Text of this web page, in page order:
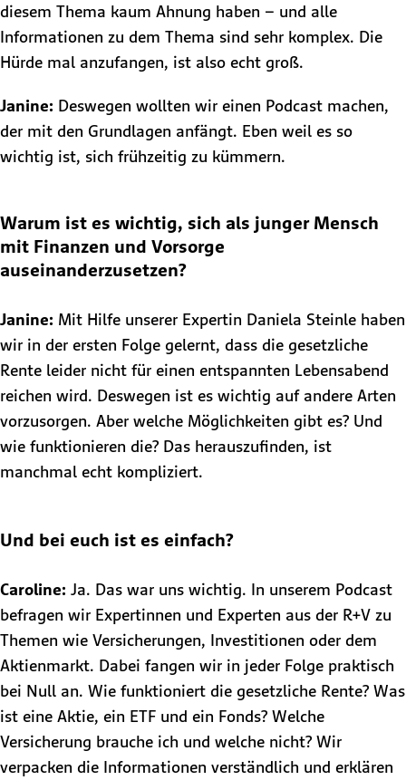
diesem Thema kaum Ahnung haben – und alle
Informationen zu dem Thema sind sehr komplex. Die
Hürde mal anzufangen, ist also echt groß.
Janine: Deswegen wollten wir einen Podcast machen,
der mit den Grundlagen anfängt. Eben weil es so
wichtig ist, sich frühzeitig zu kümmern.
Warum ist es wichtig, sich als junger Mensch
mit Finanzen und Vorsorge
auseinanderzusetzen?
Janine: Mit Hilfe unserer Expertin Daniela Steinle haben
wir in der ersten Folge gelernt, dass die gesetzliche
Rente leider nicht für einen entspannten Lebensabend
reichen wird. Deswegen ist es wichtig auf andere Arten
vorzusorgen. Aber welche Möglichkeiten gibt es? Und
wie funktionieren die? Das herauszufinden, ist
manchmal echt kompliziert.
Und bei euch ist es einfach?
Caroline: Ja. Das war uns wichtig. In unserem Podcast
befragen wir Expertinnen und Experten aus der R+V zu
Themen wie Versicherungen, Investitionen oder dem
Aktienmarkt. Dabei fangen wir in jeder Folge praktisch
bei Null an. Wie funktioniert die gesetzliche Rente? Was
ist eine Aktie, ein ETF und ein Fonds? Welche
Versicherung brauche ich und welche nicht? Wir
verpacken die Informationen verständlich und erklären